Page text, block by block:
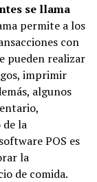
se llama
permite a los
con
pueden realizar
imprimir
algunos
la
POS es
la
de comida.